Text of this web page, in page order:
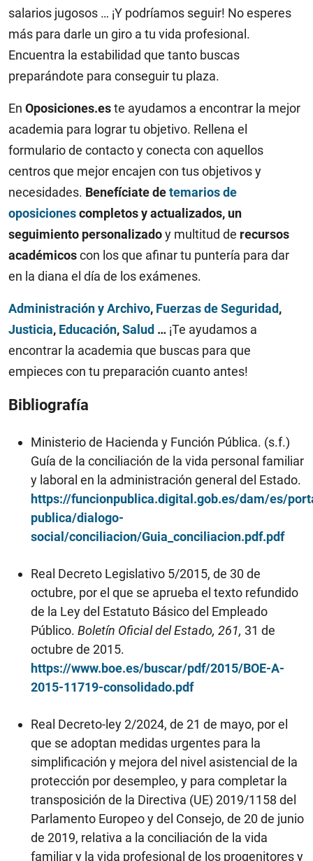
salarios jugosos … ¡Y podríamos seguir! No esperes
más para darle un giro a tu vida profesional.
Encuentra la estabilidad que tanto buscas
preparándote para conseguir tu plaza.
En Oposiciones.este ayudamos a encontrar la mejor
academia para lograr tu objetivo. Rellena el
formulario de contacto y conecta con aquellos
centros que mejor encajen con tus objetivos y
necesidades. Benefíciate detemarios de
oposicionescompletos y actualizados, un
seguimiento personalizadoy multitud de recursos
académicoscon los que afinar tu puntería para dar
en la diana el día de los exámenes.
Administración y Archivo, Fuerzas de Seguridad,
Justicia, Educación,Salud … ¡Te ayudamos a
encontrar la academia que buscas para que
empieces con tu preparación cuanto antes!
Bibliografía
Ministerio de Hacienda y Función Pública. (s.f.)
Guía de la conciliación de la vida personal familiar
y laboral en la administración general del Estado.
https://funcionpublica.digital.gob.es/dam/es/
publica/dialogo-
social/conciliacion/Guia_conciliacion.pdf.pdf
Real Decreto Legislativo 5/2015, de 30 de
octubre, por el que se aprueba el texto refundido
de la Ley del Estatuto Básico del Empleado
Público. Boletín Oficial del Estado, 261, 31 de
octubre de 2015.
https://www.boe.es/buscar/pdf/2015/BOE-A-
2015-11719-consolidado.pdf
Real Decreto-ley 2/2024, de 21 de mayo, por el
que se adoptan medidas urgentes para la
simplificación y mejora del nivel asistencial de la
protección por desempleo, y para completar la
transposición de la Directiva (UE) 2019/1158 del
Parlamento Europeo y del Consejo, de 20 de junio
de 2019, relativa a la conciliación de la vida
familiar y la vida profesional de los progenitores y